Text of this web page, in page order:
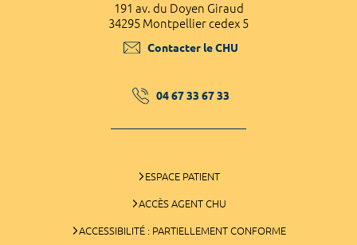
191 av. du Doyen Giraud
34295 Montpellier cedex 5
Contacter le CHU
04 67 33 67 33
ESPACE PATIENT
ACCÈS AGENT CHU
ACCESSIBILITÉ : PARTIELLEMENT CONFORME